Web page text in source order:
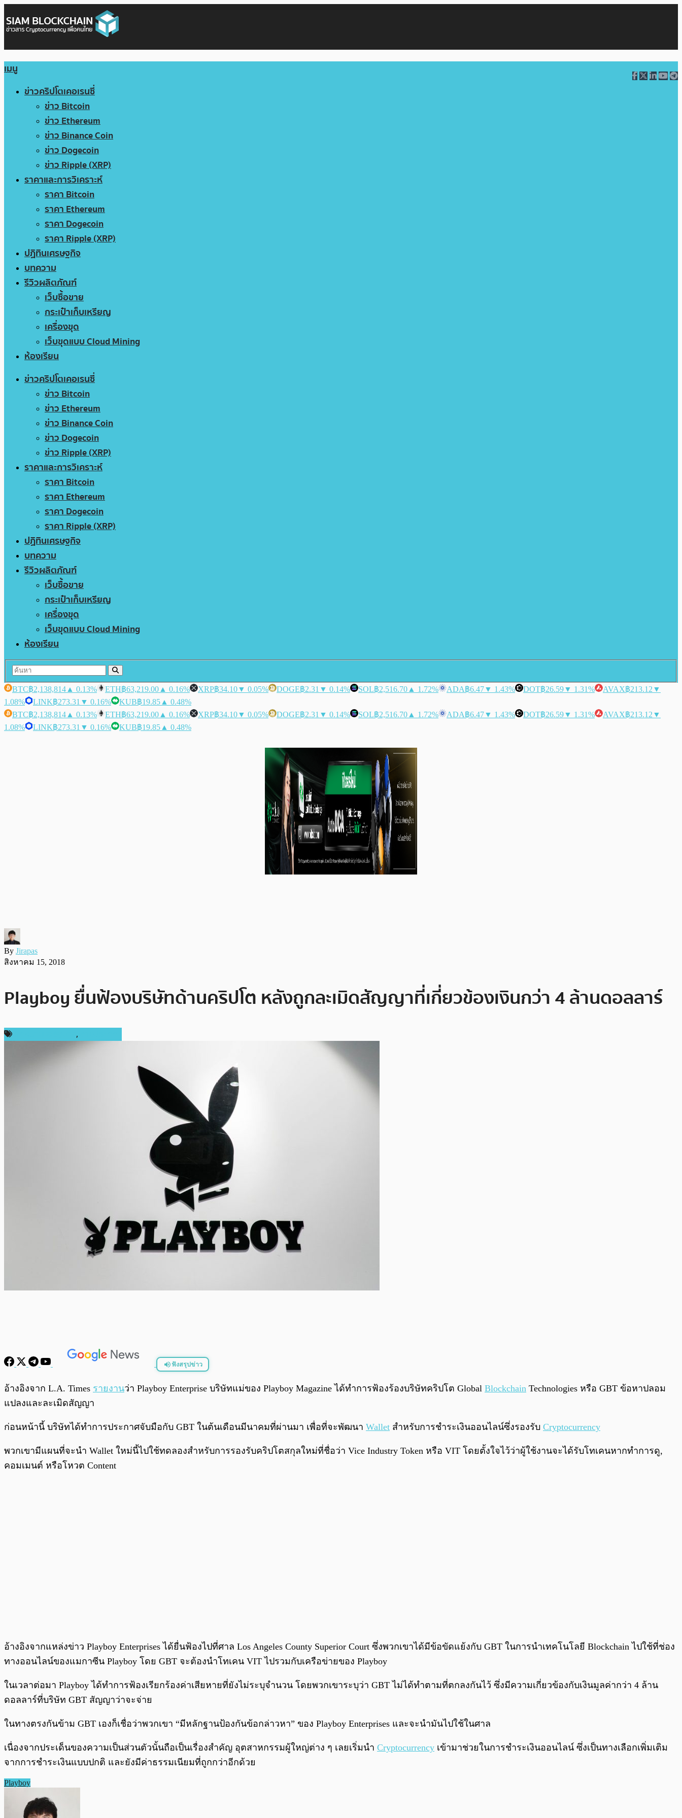
เมนู
ข่าวคริปโตเคอเรนซี่
ข่าว Bitcoin
ข่าว Ethereum
ข่าว Binance Coin
ข่าว Dogecoin
ข่าว Ripple (XRP)
ราคาและการวิเคราะห์
ราคา Bitcoin
ราคา Ethereum
ราคา Dogecoin
ราคา Ripple (XRP)
ปฏิทินเศรษฐกิจ
บทความ
รีวิวผลิตภัณฑ์
เว็บซื้อขาย
กระเป๋าเก็บเหรียญ
เครื่องขุด
เว็บขุดแบบ Cloud Mining
ห้องเรียน
ข่าวคริปโตเคอเรนซี่
ข่าว Bitcoin
ข่าว Ethereum
ข่าว Binance Coin
ข่าว Dogecoin
ข่าว Ripple (XRP)
ราคาและการวิเคราะห์
ราคา Bitcoin
ราคา Ethereum
ราคา Dogecoin
ราคา Ripple (XRP)
ปฏิทินเศรษฐกิจ
บทความ
รีวิวผลิตภัณฑ์
เว็บซื้อขาย
กระเป๋าเก็บเหรียญ
เครื่องขุด
เว็บขุดแบบ Cloud Mining
ห้องเรียน
BTC฿2,138,814 ▲ 0.13% ETH฿63,219.00 ▲ 0.16% XRP฿34.10▼ 0.05% DOGE฿2.31 ▼ 0.14% SOL฿2,516.70 ▲ 1.72% ADA฿6.47▼ 1.43% DOT฿26.59▼ 1.31% AVAX฿213.12 ▼
1.08%
LINK฿273.31 ▼ 0.16% KUB฿19.85 ▲ 0.48%
BTC฿2,138,814 ▲ 0.13% ETH฿63,219.00 ▲ 0.16% XRP฿34.10▼ 0.05% DOGE฿2.31 ▼ 0.14% SOL฿2,516.70 ▲ 1.72% ADA฿6.47▼ 1.43% DOT฿26.59▼ 1.31% AVAX฿213.12 ▼
1.08%
LINK฿273.31 ▼ 0.16% KUB฿19.85 ▲ 0.48%
By Jirapas
สิงหาคม 15, 2018
Playboy ยื่นฟ้องบริษัทด้านคริปโต หลังถูกละเมิดสัญญาที่เกี่ยวข้องเงินกว่า 4 ล้านดอลลาร์
,
ฟังสรุปข่าว
พร้อมเล่น 0:00 /
อ้างอิงจาก L.A. Times รายงานว่า Playboy Enterprise บริษัทแม่ของ Playboy Magazine ได้ทำการฟ้องร้องบริษัทคริปโต Global Blockchain Technologies หรือ GBT ข้อหาปลอม
แปลงและละเมิดสัญญา
ก่อนหน้านี้ บริษัทได้ทำการประกาศจับมือกับ GBT ในต้นเดือนมีนาคมที่ผ่านมา เพื่อที่จะพัฒนา Wallet สำหรับการชำระเงินออนไลน์ซึ่งรองรับ Cryptocurrency
พวกเขามีแผนที่จะนำ Wallet ใหม่นี้ไปใช้ทดลองสำหรับการรองรับคริปโตสกุลใหม่ที่ชื่อว่า Vice Industry Token หรือ VIT โดยตั้งใจไว้ว่าผู้ใช้งานจะได้รับโทเคนหากทำการดู,
คอมเมนต์ หรือโหวต Content
อ้างอิงจากแหล่งข่าว Playboy Enterprises ได้ยื่นฟ้องไปที่ศาล Los Angeles County Superior Court ซึ่งพวกเขาได้มีข้อขัดแย้งกับ GBT ในการนำเทคโนโลยี Blockchain ไปใช้ที่ช่อง
ทางออนไลน์ของแมกาซีน Playboy โดย GBT จะต้องนำโทเคน VIT ไปรวมกับเครือข่ายของ Playboy
ในเวลาต่อมา Playboy ได้ทำการฟ้องเรียกร้องค่าเสียหายที่ยังไม่ระบุจำนวน โดยพวกเขาระบุว่า GBT ไม่ได้ทำตามที่ตกลงกันไว้ ซึ่งมีความเกี่ยวข้องกับเงินมูลค่ากว่า 4 ล้าน
ดอลลาร์ที่บริษัท GBT สัญญาว่าจะจ่าย
ในทางตรงกันข้าม GBT เองก็เชื่อว่าพวกเขา “มีหลักฐานป้องกันข้อกล่าวหา” ของ Playboy Enterprises และจะนำมันไปใช้ในศาล
เนื่องจากประเด็นของความเป็นส่วนตัวนั้นถือเป็นเรื่องสำคัญ อุตสาหกรรมผู้ใหญ่ต่าง ๆ เลยเริ่มนำ Cryptocurrency เข้ามาช่วยในการชำระเงินออนไลน์ ซึ่งเป็นทางเลือกเพิ่มเติม
จากการชำระเงินแบบปกติ และยังมีค่าธรรมเนียมที่ถูกกว่าอีกด้วย
Playboy